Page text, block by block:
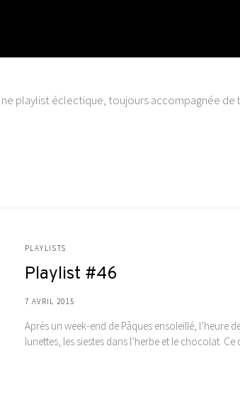
playlist éclectique, toujours accompagnée de
PLAYLISTS
Playlist #46
7 AVRIL 2015
Après un week-end de Pâques ensoleillé, l’heure
lunettes, les siestes dans l’herbe et le chocolat.